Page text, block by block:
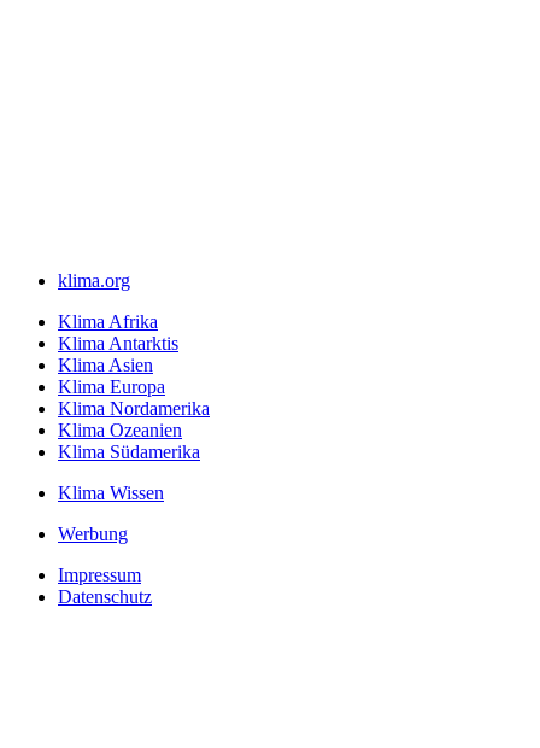
klima.org
Klima Afrika
Klima Antarktis
Klima Asien
Klima Europa
Klima Nordamerika
Klima Ozeanien
Klima Südamerika
Klima Wissen
Werbung
Impressum
Datenschutz